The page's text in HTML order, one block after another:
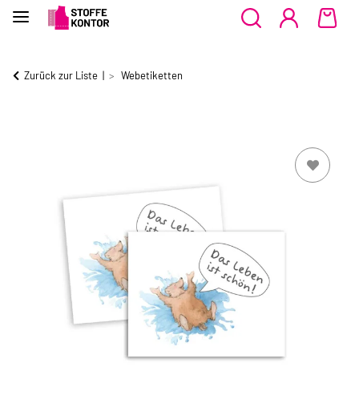
Zurück zur Liste Webetiketten